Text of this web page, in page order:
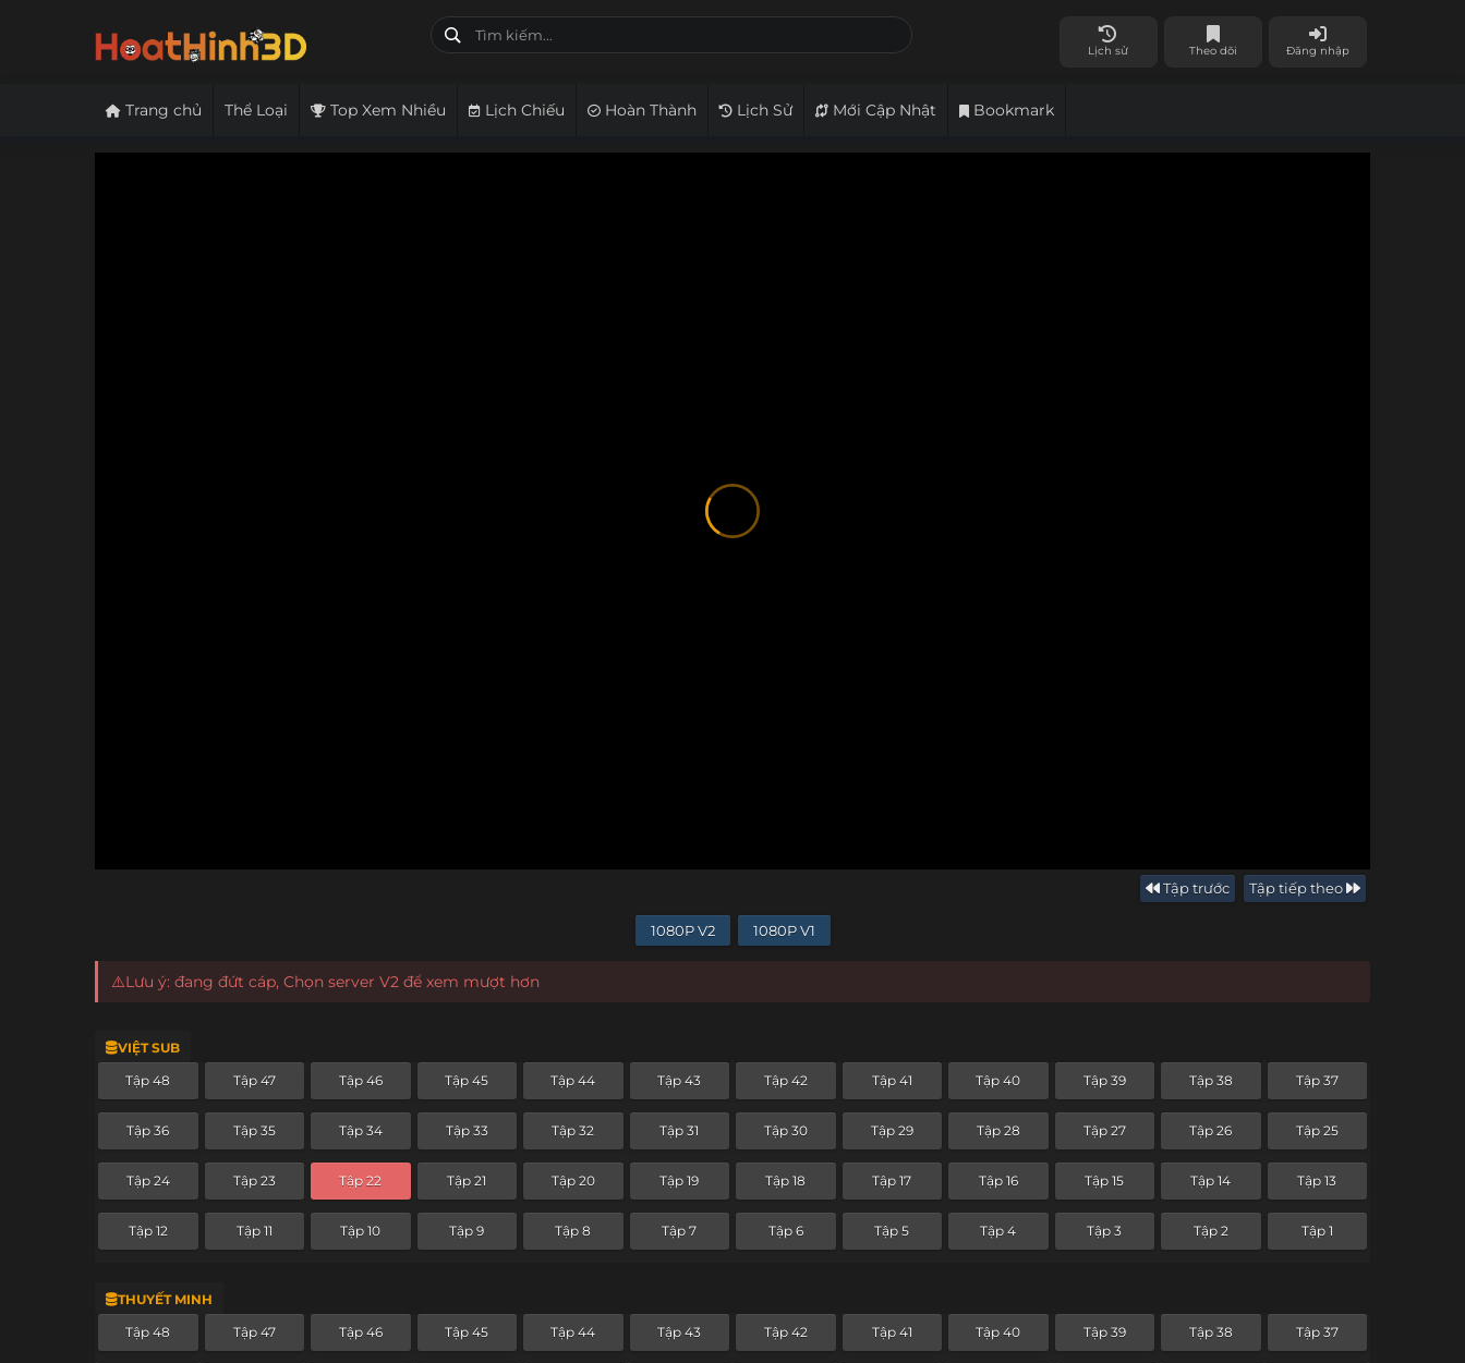
Lịch sử Theo dõi Đăng nhập
Trang chủ Thể Loại Top Xem Nhiều Lịch Chiếu Hoàn Thành Lịch Sử Mới Cập Nhật Bookmark
Tập trước Tập tiếp theo
1080P V2 1080P V1
⚠️Lưu ý: đang đứt cáp, Chọn server V2 để xem mượt hơn
VIỆT SUB
Tập 48 Tập 47 Tập 46 Tập 45 Tập 44 Tập 43 Tập 42 Tập 41 Tập 40 Tập 39 Tập 38 Tập 37
Tập 36 Tập 35 Tập 34 Tập 33 Tập 32 Tập 31 Tập 30 Tập 29 Tập 28 Tập 27 Tập 26 Tập 25
Tập 24 Tập 23 Tập 22 Tập 21 Tập 20 Tập 19 Tập 18 Tập 17 Tập 16 Tập 15 Tập 14 Tập 13
Tập 12 Tập 11 Tập 10 Tập 9 Tập 8 Tập 7 Tập 6 Tập 5 Tập 4 Tập 3 Tập 2 Tập 1
THUYẾT MINH
Tập 48 Tập 47 Tập 46 Tập 45 Tập 44 Tập 43 Tập 42 Tập 41 Tập 40 Tập 39 Tập 38 Tập 37